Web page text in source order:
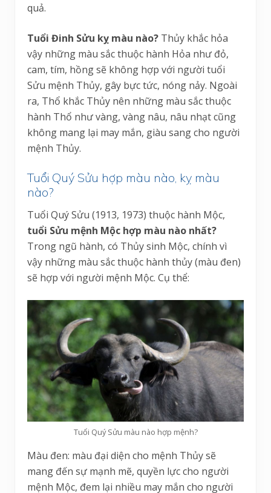
quả.
Tuổi Đinh Sửu kỵ màu nào? Thủy khắc hỏa
vậy những màu sắc thuộc hành Hỏa như đỏ,
cam, tím, hồng sẽ không hợp với người tuổi
Sửu mệnh Thủy, gây bực tức, nóng nảy. Ngoài
ra, Thổ khắc Thủy nên những màu sắc thuộc
hành Thổ như vàng, vàng nâu, nâu nhạt cũng
không mang lại may mắn, giàu sang cho người
mệnh Thủy.
Tuổi Quý Sửu hợp màu nào, kỵ màu
nào?
Tuổi Quý Sửu (1913, 1973) thuộc hành Mộc,
tuổi Sửu mệnh Mộc hợp màu nào nhất?
Trong ngũ hành, có Thủy sinh Mộc, chính vì
vậy những màu sắc thuộc hành thủy (màu đen)
sẽ hợp với người mệnh Mộc. Cụ thể:
Tuổi Quý Sửu màu nào hợp mệnh?
Màu đen: màu đại diện cho mệnh Thủy sẽ
mang đến sự mạnh mẽ, quyền lực cho người
mệnh Mộc, đem lại nhiều may mắn cho người